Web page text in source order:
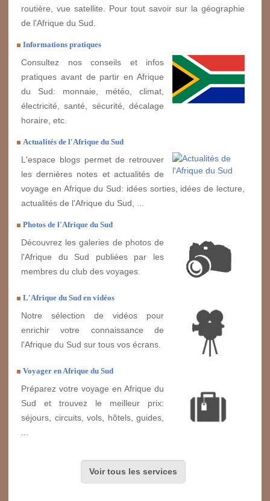
routière, vue satellite. Pour tout savoir sur la géographie
de l'Afrique du Sud.
Informations pratiques
Consultez nos conseils et infos
pratiques avant de partir en Afrique
du Sud: monnaie, météo, climat,
électricité, santé, sécurité, décalage
horaire, etc.
Actualités de l'Afrique du Sud
L'espace blogs permet de retrouver
les dernières notes et actualités de
voyage en Afrique du Sud: idées sorties, idées de lecture,
actualités de l'Afrique du Sud, ...
Photos de l'Afrique du Sud
Découvrez les galeries de photos de
l'Afrique du Sud publiées par les
membres du club des voyages.
L'Afrique du Sud en vidéos
Notre sélection de vidéos pour
enrichir votre connaissance de
l'Afrique du Sud sur tous vos écrans.
Voyager en Afrique du Sud
Préparez votre voyage en Afrique du
Sud et trouvez le meilleur prix:
séjours, circuits, vols, hôtels, guides,
...
Voir tous les services